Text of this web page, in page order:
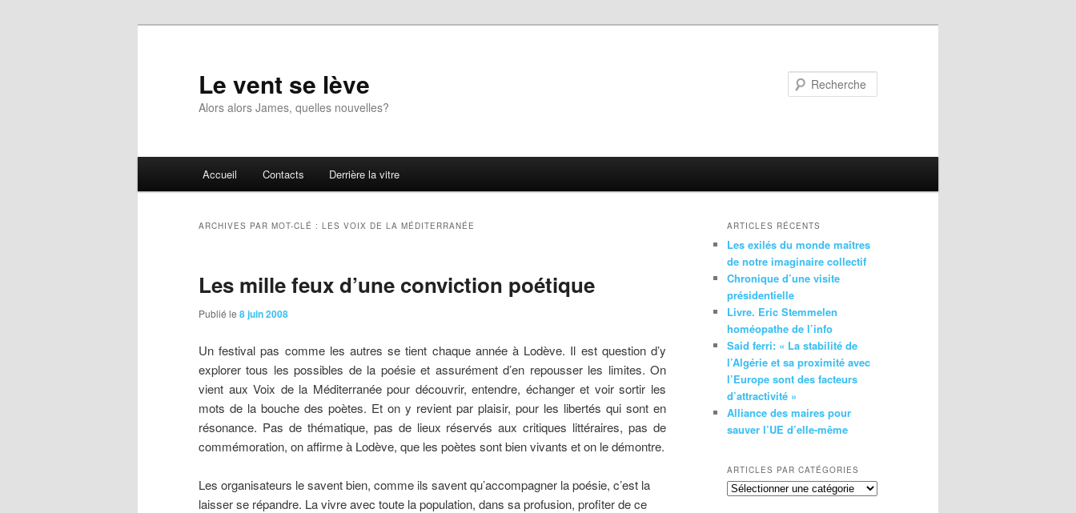
Le vent se lève
Alors alors James, quelles nouvelles?
Accueil Contacts Derrière la vitre
ARCHIVES PAR MOT-CLÉ : LES VOIX DE LA MÉDITERRANÉE
Les mille feux d’une conviction poétique
Publié le 8 juin 2008
Unfestival pas comme les autres se tient chaque année à Lodève. Il est question d’y
explorer tous les possibles de la poésie et assurément d’en repousser les limites. On
vient aux Voix de la Méditerranée pour découvrir, entendre, échanger et voir sortir les
mots de la bouche des poètes. Et on y revient par plaisir, pour les libertés qui sont en
résonance. Pas de thématique, pas de lieux réservés aux critiques littéraires, pas de
commémoration, on affirme à Lodève, que les poètes sont bien vivants et on le démontre.
Les organisateurs le savent bien, comme ils savent qu’accompagner la poésie, c’est la
laisser se répandre. La vivre avec toute la population, dans sa profusion, profiter de ce
ARTICLES RÉCENTS
Les exilés du monde maîtres
de notre imaginaire collectif
Chronique d’une visite
présidentielle
Livre. Eric Stemmelen
homéopathe de l’info
Said ferri: « La stabilité de
l’Algérie et sa proximité avec
l’Europe sont des facteurs
d’attractivité »
Alliance des maires pour
sauver l’UE d’elle-même
ARTICLES PAR CATÉGORIES
Articles